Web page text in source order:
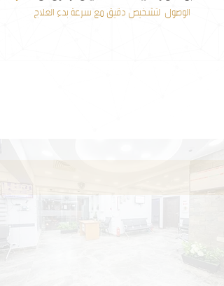
الوصول لتشخيص دقيق مع سرعة بدء العلاج